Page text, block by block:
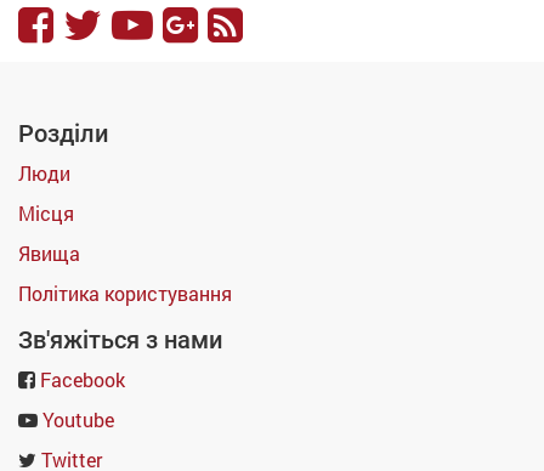
Розділи
Люди
Місця
Явища
Політика користування
Зв'яжіться з нами
Facebook
Youtube
Twitter